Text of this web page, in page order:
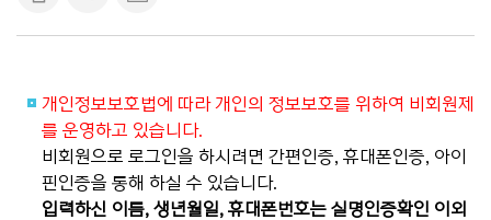
기
기
크 보
개인정보보호법에 따라 개인의 정보보호를 위하여 비회원제
를 운영하고 있습니다.
비회원으로 로그인을 하시려면 간편인증, 휴대폰인증, 아이
핀인증을 통해 하실 수 있습니다.
입력하신 이름, 생년월일, 휴대폰번호는 실명인증확인 이외